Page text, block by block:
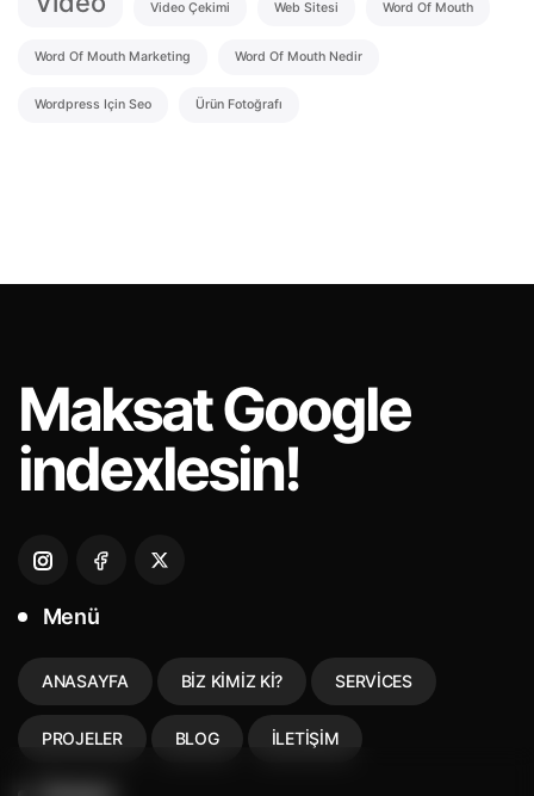
Video Çekimi Web Sitesi Word Of Mouth
Word Of Mouth Marketing Word Of Mouth Nedir
Wordpress Için Seo Ürün Fotoğrafı
MaksatGoogle
indexlesin!
Menü
ANASAYFA BIZ KIMIZ KI? SERVICES
PROJELER BLOG İLETIŞIM